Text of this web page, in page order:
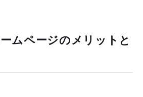
ムページのメリットと